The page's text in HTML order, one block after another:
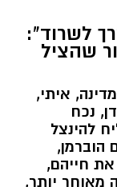
לשרוד":
שהציל
איתי,
נכח
להינצל
הוברמן,
את חייהם,
מאוחר יותר,